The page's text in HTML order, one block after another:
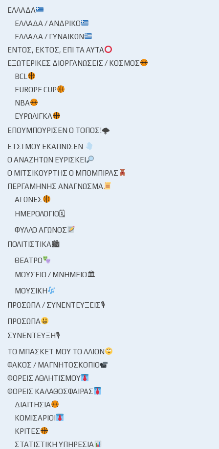
ΕΛΛΆΔΑ
ΕΛΛΆΔΑ / ΑΝΔΡΙΚΌ
ΕΛΛΆΔΑ / ΓΥΝΑΙΚΏΝ
ΕΝΤΌΣ, ΕΚΤΌΣ, ΕΠΊ ΤΑ ΑΥΤΆ
ΕΞΩΤΕΡΙΚΈΣ ΔΙΟΡΓΑΝΏΣΕΙΣ / ΚΌΣΜΟΣ
BCL
EUROPE CUP
NBA
ΕΥΡΩΛΊΓΚΑ
ΕΠΟΥΜΠΟΎΡΙΣΕΝ Ο ΤΌΠΟΣ!🌩
ΈΤΣΙ ΜΟΥ ΕΚΆΠΝΙΣΕΝ
Ο ΑΝΑΖΗΤΏΝ ΕΥΡΊΣΚΕΙ
Ο ΜΙΤΣΙΚΟΥΡΤΉΣ Ο ΜΠΌΜΠΙΡΑΣ
ΠΕΡΓΑΜΗΝΉΣ ΑΝΆΓΝΩΣΜΑ
ΑΓΏΝΕΣ
ΗΜΕΡΟΛΌΓΙΟ🗓
ΦΎΛΛΟ ΑΓΏΝΟΣ
ΠΟΛΙΤΙΣΤΙΚΆ🏙
ΘΈΑΤΡΟ
ΜΟΥΣΕΊΟ / ΜΝΗΜΕΊΟ🏛
ΜΟΥΣΙΚΉ
ΠΡΌΣΩΠΑ / ΣΥΝΕΝΤΕΎΞΕΙΣ🎙
ΠΡΌΣΩΠΑ
ΣΥΝΈΝΤΕΥΞΗ🎙
ΤΟ ΜΠΆΣΚΕΤ ΜΟΥ ΤΟ ΛΛΊΟΝ
ΦΑΚΌΣ / ΜΑΓΝΗΤΟΣΚΌΠΙΟ
ΦΟΡΕΊΣ ΑΘΛΗΤΙΣΜΟΎ
ΦΟΡΕΊΣ ΚΑΛΑΘΌΣΦΑΙΡΑΣ
ΔΙΑΙΤΗΣΊΑ
ΚΟΜΙΣΆΡΙΟΙ
ΚΡΙΤΈΣ
ΣΤΑΤΙΣΤΙΚΉ ΥΠΗΡΕΣΊΑ